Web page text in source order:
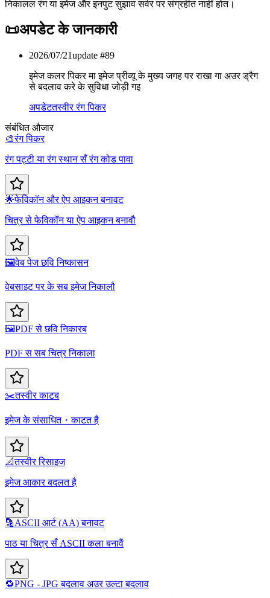
निकालल रंग या इमेज और इनपुट सुझाव सर्वर पर संग्रहीत नाहीं होत।
📜अपडेट के जानकारी
2026/07/21update #89
इमेज कलर पिकर मा इमेज प्रीव्यू के मुख्य जगह पर राखा गा अउर ड्रैग
से बदलाव करे के सुविधा जोड़ी गइ
अपडेटतस्वीर रंग पिकर
संबंधित औजार
🎨रंग पिकर
रंग पट्टी या रंग स्थान सँ रंग कोड पावा
🌟फेविकॉन और ऐप आइकन बनावट
चित्र से फेविकॉन या ऐप आइकन बनावौ
🖼️वेब पेज छवि निष्कासन
वेबसाइट पर के सब इमेज निकालौ
🖼️PDF से छवि निकारब
PDF स सब चित्र निकाला
✂️तस्वीर काटब
इमेज के संसाधित・काटत है
📐तस्वीर रिसाइज
इमेज आकार बदलत है
🔡ASCII आर्ट (AA) बनावट
पाठ या चित्र सँ ASCII कला बनावैं
🔁PNG - JPG बदलाव अउर उल्टा बदलाव